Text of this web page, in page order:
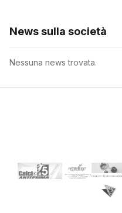
News sulla società
Nessuna news trovata.